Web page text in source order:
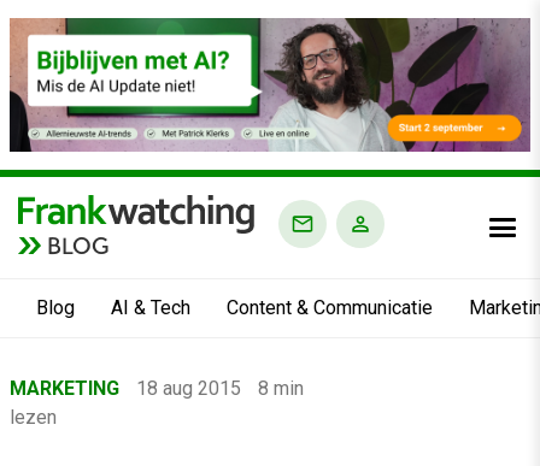
BLOG
Blog AI & Tech Content & Communicatie
›MARKETING 18 aug 2015
8 min
lezen